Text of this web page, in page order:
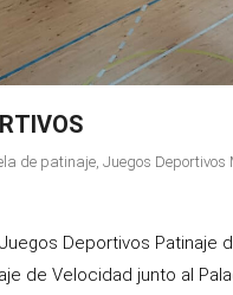
de patinaje, Juegos
Deportivos Patinaje
de Velocidad junto al